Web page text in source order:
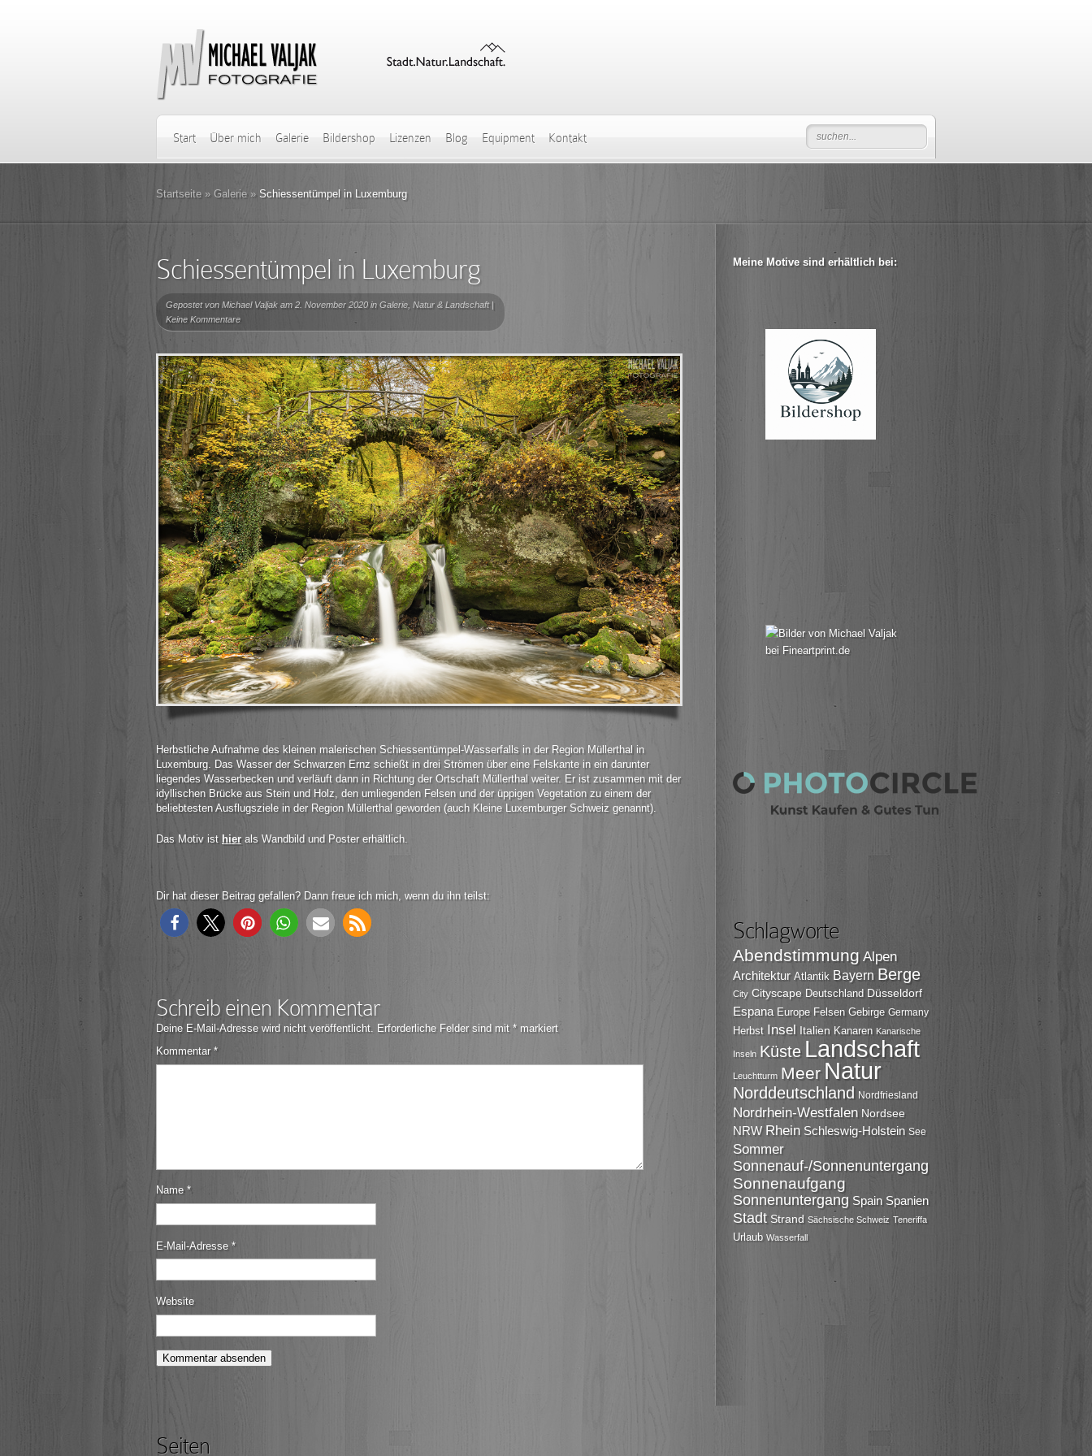
Start Über mich Galerie Bildershop Lizenzen Blog Equipment Kontakt
Startseite » Galerie » Schiessentümpel in Luxemburg
Schiessentümpel in Luxemburg
Gepostet von Michael Valjak am 2. November 2020 in Galerie Natur & Landschaft|
Keine Kommentare
Herbstliche Aufnahme des kleinen malerischen Schiessentümpel-Wasserfalls in der Region Müllerthal in
Luxemburg. Das Wasser der Schwarzen Ernz schießt in drei Strömen über eine Felskante in ein darunter
liegendes Wasserbecken und verläuft dann in Richtung der Ortschaft Müllerthal weiter. Er ist zusammen mit der
idyllischen Brücke aus Stein und Holz, den umliegenden Felsen und der üppigen Vegetation zu einem der
beliebtesten Ausflugsziele in der Region Müllerthal geworden (auch Kleine Luxemburger Schweiz genannt).
Das Motiv ist hierals Wandbild und Poster erhältlich.
Dir hat dieser Beitrag gefallen? Dann freue ich mich, wenn du ihn teilst:
Schreib einen Kommentar
Deine E-Mail-Adresse wird nicht veröffentlicht. Erforderliche Felder sind mit * markiert
Kommentar *
Name*
E-Mail-Adresse *
Website
Meine Motive sind erhältlich bei:
Schlagworte
Abendstimmung Alpen
Architektur Atlantik Bayern Berge
City Cityscape Deutschland Düsseldorf
Espana Europe Felsen Gebirge Germany
Herbst Insel Italien Kanaren Kanarische
Inseln Küste Landschaft
Leuchtturm Meer Natur
Norddeutschland Nordfriesland
Nordrhein-Westfalen Nordsee
NRW Rhein Schleswig-Holstein See
Sommer
Sonnenauf-/Sonnenuntergang
Sonnenaufgang
Sonnenuntergang Spain Spanien
Stadt Strand Sächsische Schweiz Teneriffa
Urlaub Wasserfall
Seiten